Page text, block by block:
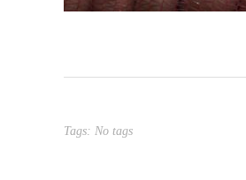
Tags: No tags